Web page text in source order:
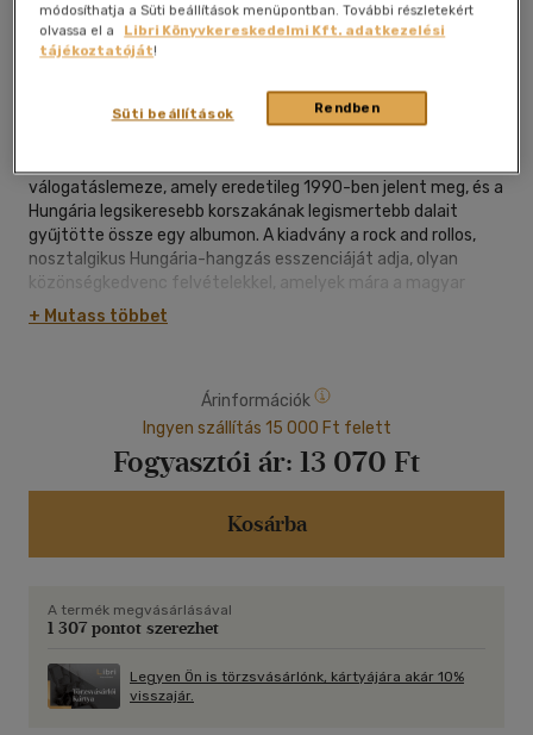
Kívánságlistához adom Megosztom
Gold Records| 2026|magyar nyelvű
válogatáslemeze, amely eredetileg 1990-ben jelent meg, és a
Hungária legsikeresebb korszakának legismertebb dalait
gyűjtötte össze egy albumon. A kiadvány a rock and rollos,
nosztalgikus Hungária-hangzás esszenciáját adja, olyan
közönségkedvenc felvételekkel, amelyek mára a magyar
poptörténet megkerülhetetlen darabjaivá váltak.
A lemezen szereplő dalok között ott vannak a zenekar
amelyek a Hungáriát a hazai könnyűzene egyik legnépszerűbb
együttesévé tették. Az Aranyalbum így nemcsak egy
válogatás, hanem egy korszaklenyomat is: egy sűrített best
of a magyar rock and roll aranykorából.
4. SZEXBOMBA
5.CIAO MARINA
1. LESZ TWIST, IGEN!
2. LIMBO HINTÓ
+ Mutass többet
Árinformációk
Ingyen szállítás 15 000 Ft felett
Fogyasztói ár: 13 070 Ft
Kosárba
A termék megvásárlásával
1 307 pontot szerezhet
Legyen Ön is törzsvásárlónk, kártyájára akár 10%
visszajár.
módosíthatja a Süti beállítások menüpontban. További részletekért
olvassa el a
Libri Könyvkereskedelmi Kft. adatkezelési
tájékoztatóját!
Rendben
Süti beállítások